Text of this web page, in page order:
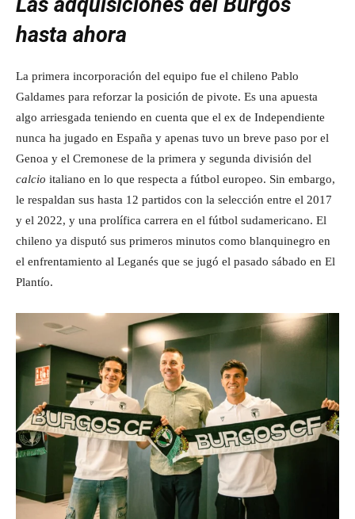
hasta ahora
La primera incorporación del equipo fue el chileno Pablo
Galdames para reforzar la posición de pivote. Es una apuesta
algo arriesgada teniendo en cuenta que el ex de Independiente
nunca ha jugado en España y apenas tuvo un breve paso por el
Genoa y el Cremonese de la primera y segunda división del
calcio italiano en lo que respecta a fútbol europeo. Sin embargo,
le respaldan sus hasta 12 partidos con la selección entre el 2017
y el 2022, y una prolífica carrera en el fútbol sudamericano. El
chileno ya disputó sus primeros minutos como blanquinegro en
el enfrentamiento al Leganés que se jugó el pasado sábado en El
Plantío.